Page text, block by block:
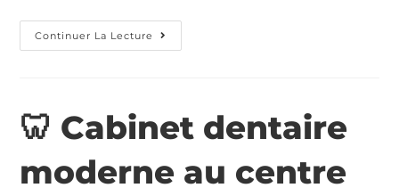
Continuer La Lecture
🦷 Cabinet dentaire
moderne au centre